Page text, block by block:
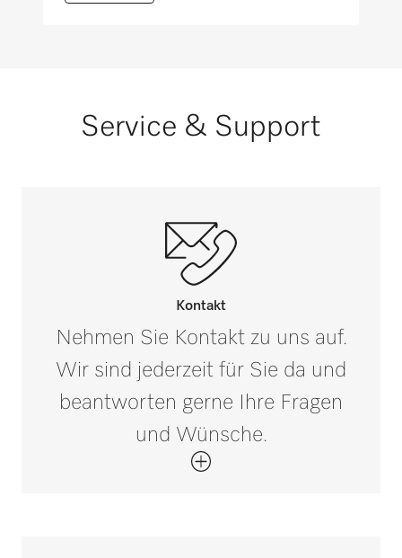
Beugt Korrosion vor
Service & Support
Kontakt
Nehmen Sie Kontakt zu uns auf.
Wir sind jederzeit für Sie da und
beantworten gerne Ihre Fragen
und Wünsche.